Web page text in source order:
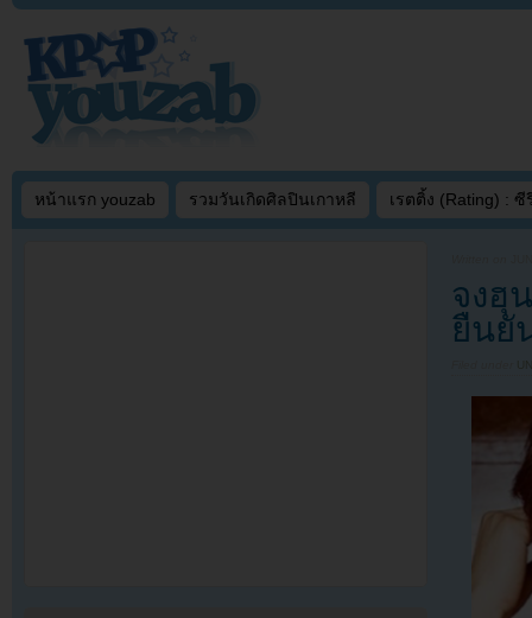
หน้าแรก youzab รวมวันเกิดศิลปินเกาหลี เรตติ้ง (Rating) : ซี
จงฮุ
ยืนยั